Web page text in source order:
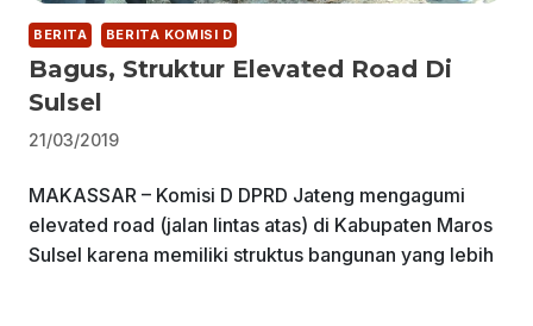
BERITA BERITA KOMISI D
Bagus, Struktur Elevated Road Di
Sulsel
21/03/2019
MAKASSAR – Komisi D DPRD Jateng mengagumi
elevated road (jalan lintas atas) di Kabupaten Maros
Sulsel karena memiliki struktus bangunan yang lebih